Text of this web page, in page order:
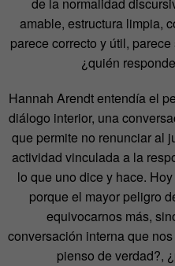
de la normalidad
amable, estructura limpia,
parece correcto y útil,
¿quién
Hannah Arendt entendía el
diálogo interior, una
que permite no renunciar al
actividad vinculada a la
lo que uno dice y hace.
porque el mayor peligro
equivocarnos más,
conversación interna que
pienso de verdad?,